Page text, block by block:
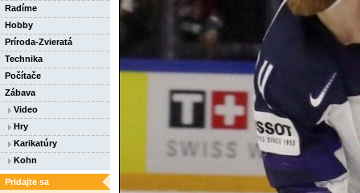
Radíme
Hobby
Príroda-Zvieratá
Technika
Počítače
Zábava
Video
Hry
Karikatúry
Kohn
Pridajte sa